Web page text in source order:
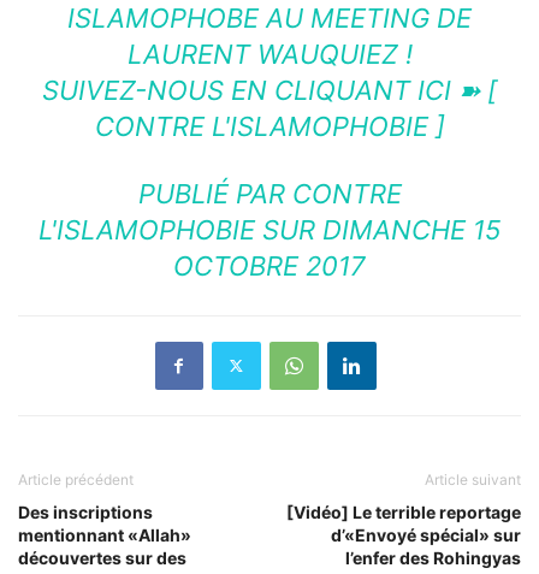
ISLAMOPHOBE AU MEETING DE
LAURENT WAUQUIEZ !
SUIVEZ-NOUS EN CLIQUANT ICI ➽ [
CONTRE L'ISLAMOPHOBIE ]
PUBLIÉ PAR CONTRE
L'ISLAMOPHOBIESUR DIMANCHE 15
OCTOBRE 2017
Article précédent
Des inscriptions
mentionnant «Allah»
découvertes sur des
Article suivant
[Vidéo] Le terrible reportage
d’«Envoyé spécial» sur
l’enfer des Rohingyas